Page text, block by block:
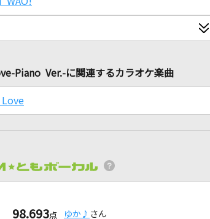
Piano Ver.-に関連するカラオケ楽曲
98.693点 ゆか♪ さん